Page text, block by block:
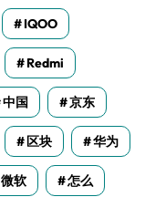
IQOO
Redmi
中国 京东
区块 华为
微软 怎么